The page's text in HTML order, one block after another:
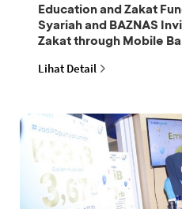
Education and Zakat
Syariah and BAZNAS
Zakat through Mobile
Lihat Detail